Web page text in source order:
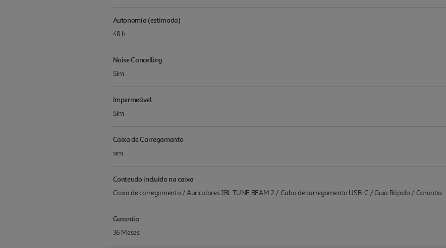
Autonomia (estimada)
48 h
Noise Cancelling
Sim
Impermeável
Sim
Caixa de Carregamento
sim
Conteudo incluido na caixa
Caixa de carregamento / Auriculares JBL TUNE BEAM 2 / Cabo de carregamento USB-C / Guia Rápido / Garantia
Garantia
36 Meses